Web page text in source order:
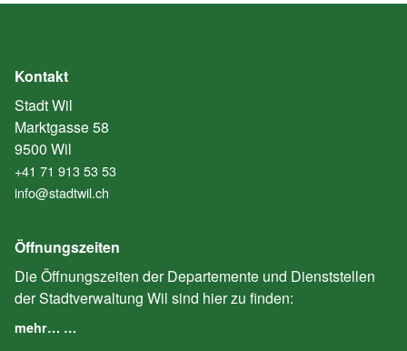
Kontakt
Stadt Wil
Marktgasse 58
9500 Wil
+41 71 913 53 53
info@stadtwil.ch
Öffnungszeiten
Die Öffnungszeiten der Departemente und Dienststellen
der Stadtverwaltung Wil sind hier zu finden:
mehr… …